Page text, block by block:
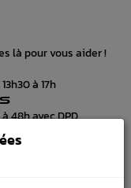
là pour vous aider !
à 17h
48h avec DPD
avec frais votre